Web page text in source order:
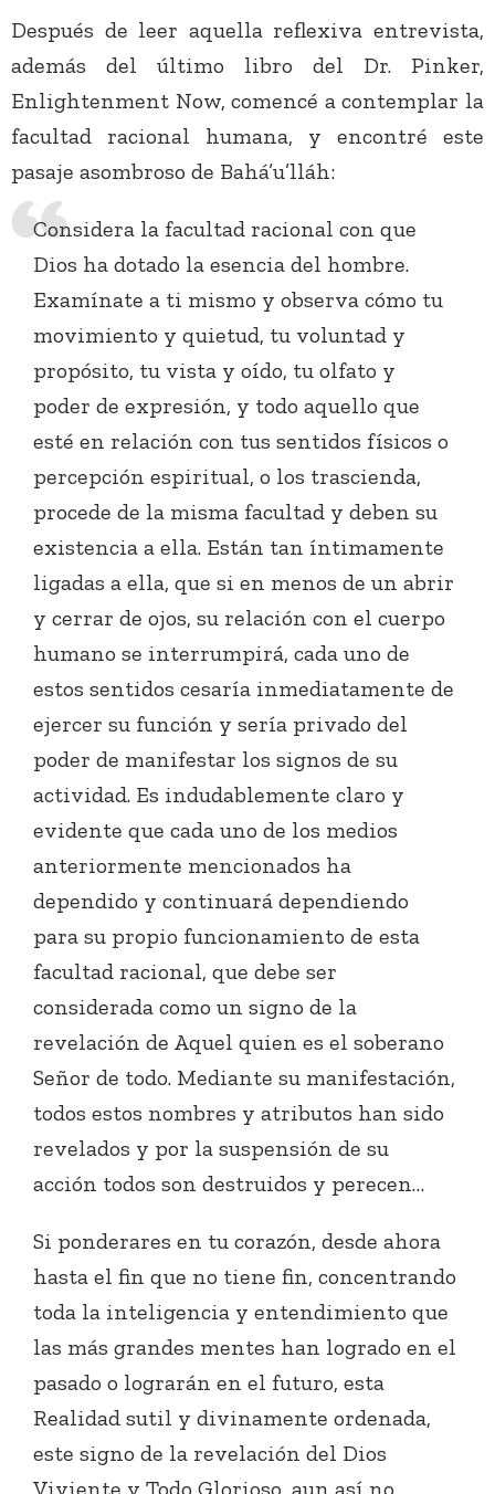
Después de leer aquella reflexiva entrevista,
además del último libro del Dr. Pinker,
Enlightenment Now, comencé a contemplar la
facultad racional humana, y encontré este
pasaje asombroso de Bahá’u’lláh:
Considera la facultad racional con que
Dios ha dotado la esencia del hombre.
Examínate a ti mismo y observa cómo tu
movimiento y quietud, tu voluntad y
propósito, tu vista y oído, tu olfato y
poder de expresión, y todo aquello que
esté en relación con tus sentidos físicos o
percepción espiritual, o los trascienda,
procede de la misma facultad y deben su
existencia a ella. Están tan íntimamente
ligadas a ella, que si en menos de un abrir
y cerrar de ojos, su relación con el cuerpo
humano se interrumpirá, cada uno de
estos sentidos cesaría inmediatamente de
ejercer su función y sería privado del
poder de manifestar los signos de su
actividad. Es indudablemente claro y
evidente que cada uno de los medios
anteriormente mencionados ha
dependido y continuará dependiendo
para su propio funcionamiento de esta
facultad racional, que debe ser
considerada como un signo de la
revelación de Aquel quien es el soberano
Señor de todo. Mediante su manifestación,
todos estos nombres y atributos han sido
revelados y por la suspensión de su
acción todos son destruidos y perecen…
Si ponderares en tu corazón, desde ahora
hasta el fin que no tiene fin, concentrando
toda la inteligencia y entendimiento que
las más grandes mentes han logrado en el
pasado o lograrán en el futuro, esta
Realidad sutil y divinamente ordenada,
este signo de la revelación del Dios